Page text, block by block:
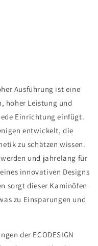
Ausführung ist eine
hoher Leistung und
Einrichtung einfügt.
entwickelt, die
zu schätzen wissen.
und jahrelang für
innovativen Designs
sorgt dieser Kaminöfen
zu Einsparungen und
der ECODESIGN